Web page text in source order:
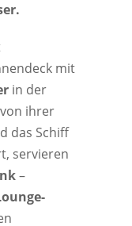
mit
in der
ihrer
das Schiff
servieren
–